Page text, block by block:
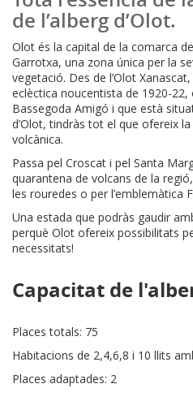
de l’alberg d’Olot.
Olot és la capital de la comarca
Garrotxa, una zona única per la
vegetació. Des de l’Olot
eclèctica noucentista de 1920-
Bassegoda Amigó i que està
d’Olot, tindràs tot el que ofereix
volcànica.
Passa pel Croscat i pel Santa
quarantena de volcans de la
les rouredes o per l’emblemàtica
Una estada que podràs gaudir
perquè Olot ofereix possibilitats
necessitats!
Capacitat de
Places totals: 75
Habitacions de 2,4,6,8 i 10 llits
Places adaptades: 2